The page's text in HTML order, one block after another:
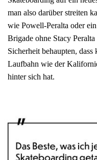
man also darüber streiten
wie Powell-Peralta oder
Brigade ohne Stacy
Sicherheit behaupten,
Laufbahn wie der
hinter sich hat.